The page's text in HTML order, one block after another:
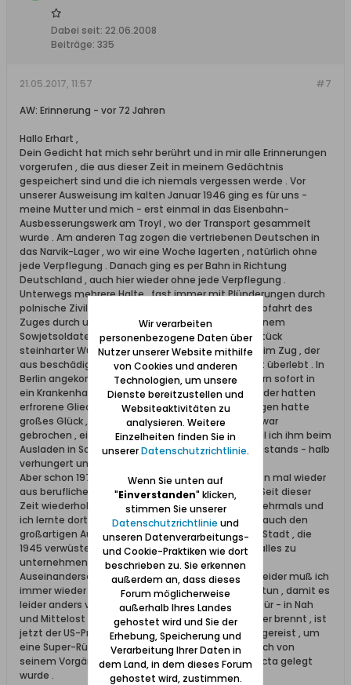
Dabei seit: 22.06.2008
Beiträge: 335
#7
21.05.2017, 11:57
AW: Erinnerung - vor 72 Jahren
Hallo Erhart ,
Dein Gedicht hat mich sehr berührt und in mir alle Erinnerungen
vorgerufen , die aus dieser Zeit in meinem Gedächtnis
gespeichert sind und die ich niemals vergessen werde . Vor
unserer Ausweisung im kalten Januar 1946 ging es für uns -
meine Mutter und mich - erst einmal in das Eisenbahn-
Ausbesserungswerk am Troyl , wo der Transport gesammelt
wurde . Am anderen Tag zogen die vertriebenen Deutschen in
das Narvik-Lager , wo wir eine Woche lagerten , natürlich ohne
jede Verpflegung . Danach ging es per Bahn in Richtung
Deutschland , auch hier wieder ohne jede Verpflegung .
Unterwegs mehrere Halte , fast immer mit Plünderungen durch
polnische Zivilisten und Miliz . Hätte ich nicht vor Abfahrt des
Zuges durch unglaublich intensives Betteln von einem
Sowjetsoldaten etwas Brot und auch ein kleines Stück
steinharter Wurst bekommen , hätte ich die Fahrt im Zug , der
aus beschädigten Personenwagen bestand , nicht überlebt . In
Berlin angekommen , wurde ich mit anderen Kindern sofort in
ein Krankenhaus überführt . Die meisten dieser Kinder hatten
erfrorene Gliedmaßen , Finger und Füße , ich dagegen hatte
großes Glück , denn " nur " mein linker Fußknöchel war
gebrochen , ein Milizionär hatte dafür gesorgt , weil ich ihm beim
Ausladen in Scheune bei Stettin wegen meines Zustands - halb
verhungert und steif vor Kälte - zu langsam war .
Aber schon 1970 war ich nach dem Krieg zum ersten mal wieder
aus beruflichen Gründen in meiner Heimatstadt . Seit dieser
Zeit wiederholten sich meine dortigen Besuche mehrmals und
ich lernte dort nicht nur Freunde kennen , sondern auch den
großartigen Aufbau dieser phantastisch schönen Stadt , die
1945 verwüstet war .Diese Zeit hat mich gelehrt , alles zu
unternehmen , damit sich Kriege und militärische
Auseinandersetzungen nicht mehr wiederholen . Leider muß ich
immer wieder feststellen , daß viele Politiker alles tun , damit es
leider anders verläuft . Vor der europäischen Haustür - in Nah
und Mittelost - brennt es und damit es noch besser brennt , ist
jetzt der US-Präsident Trump nach Saudi-Arabien gereist , um
eine Super-Rüstungsdeal zu machen , der eigentlich von
seinem Vorgänger , Präsident Obama , schon ad acta gelegt
wurde .
Wir verarbeiten
personenbezogene Daten über
Nutzer unserer Website mithilfe
von Cookies und anderen
Technologien, um unsere
Dienste bereitzustellen und
Websiteaktivitäten zu
analysieren. Weitere
Einzelheiten finden Sie in
unsererDatenschutzrichtlinie.
Wenn Sie unten auf
"Einverstanden" klicken,
stimmen Sie unserer
Datenschutzrichtlinie und
unseren Datenverarbeitungs-
und Cookie-Praktiken wie dort
beschrieben zu. Sie erkennen
außerdem an, dass dieses
Forum möglicherweise
außerhalb Ihres Landes
gehostet wird und Sie der
Erhebung, Speicherung und
Verarbeitung Ihrer Daten in
dem Land, in dem dieses Forum
gehostet wird, zustimmen.